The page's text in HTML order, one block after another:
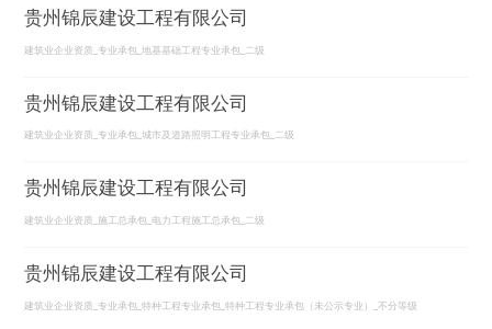
贵州锦辰建设工程有限公司
建筑业企业资质_专业承包_地基基础工程专业承包_二级
贵州锦辰建设工程有限公司
建筑业企业资质_专业承包_城市及道路照明工程专业承包_二级
贵州锦辰建设工程有限公司
建筑业企业资质_施工总承包_电力工程施工总承包_二级
贵州锦辰建设工程有限公司
建筑业企业资质_专业承包_特种工程专业承包_特种工程专业承包（未公示专业）_不分等级